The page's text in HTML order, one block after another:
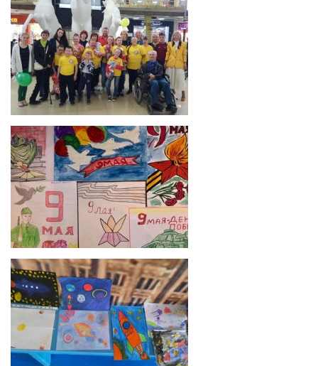
ЗАБОТИМСЯ О ЗДОРОВЬЕ ВМЕСТЕ
5 Мая Международный день защиты прав
инвалидов. Выступление в ТЦ "Мега-
Находка"
Никто не забыт и ничто не забыто